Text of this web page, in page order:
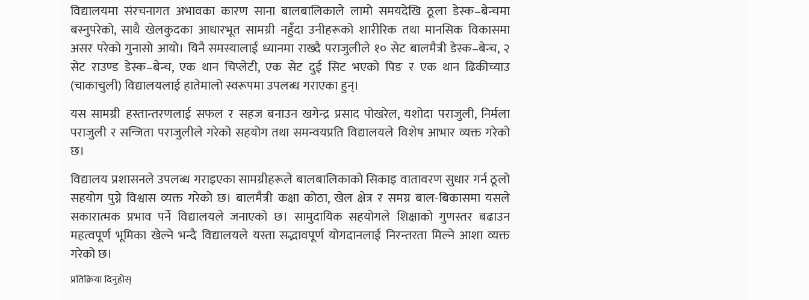
विद्यालयमा संरचनागत अभावका कारण साना बालबालिकाले लामो समयदेखि ठूला डेस्क–बेन्चमा
बस्नुपरेको, साथै खेलकुदका आधारभूत सामग्री नहुँदा उनीहरूको शारीरिक तथा मानसिक विकासमा
असर परेको गुनासो आयो। यिनै समस्यालाई ध्यानमा राख्दै पराजुलीले १० सेट बालमैत्री डेस्क–बेन्च, २
सेट राउण्ड डेस्क–बेन्च, एक थान चिप्लेटी, एक सेट दुई सिट भएको पिङ र एक थान ढिकीच्याउ
(चाकाचुली) विद्यालयलाई हातेमालो स्वरूपमा उपलब्ध गराएका हुन्।
यस सामग्री हस्तान्तरणलाई सफल र सहज बनाउन खगेन्द्र प्रसाद पोखरेल, यशोदा पराजुली, निर्मला
पराजुली र सन्जिता पराजुलीले गरेको सहयोग तथा समन्वयप्रति विद्यालयले विशेष आभार व्यक्त गरेको
छ।
विद्यालय प्रशासनले उपलब्ध गराइएका सामग्रीहरूले बालबालिकाको सिकाइ वातावरण सुधार गर्न ठूलो
सहयोग पुग्ने विश्वास व्यक्त गरेको छ। बालमैत्री कक्षा कोठा, खेल क्षेत्र र समग्र बाल-बिकासमा यसले
सकारात्मक प्रभाव पर्ने विद्यालयले जनाएको छ। सामुदायिक सहयोगले शिक्षाको गुणस्तर बढाउन
महत्वपूर्ण भूमिका खेल्ने भन्दै विद्यालयले यस्ता सद्भावपूर्ण योगदानलाई निरन्तरता मिल्ने आशा व्यक्त
गरेको छ।
प्रतिक्रिया दिनुहोस्